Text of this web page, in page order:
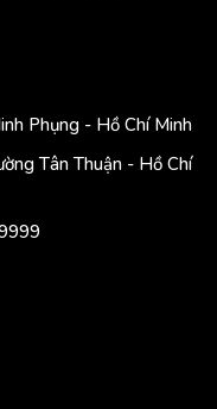
Phụng - Hồ Chí Minh
Tân Thuận - Hồ Chí